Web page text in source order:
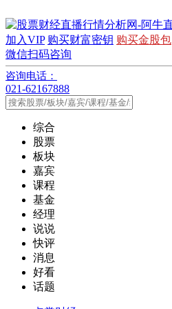
加入VIP 购买财富密钥 购买金股包
微信扫码咨询
咨询电话：
021-62167888
综合
股票
板块
嘉宾
课程
基金
经理
说说
快评
消息
好看
话题